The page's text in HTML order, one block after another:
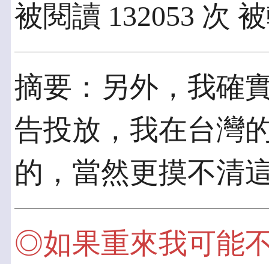
被閱讀 132053 次
摘要：另外，我確
告投放，我在台灣
的，當然更摸不清
◎如果重來我可能